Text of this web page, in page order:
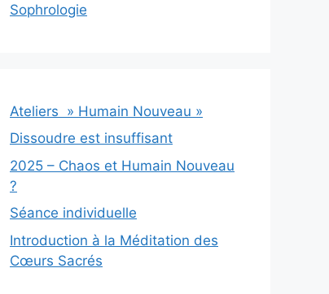
Sophrologie
Ateliers » Humain Nouveau »
Dissoudre est insuffisant
2025 – Chaos et Humain Nouveau
?
Séance individuelle
Introduction à la Méditation des
Cœurs Sacrés